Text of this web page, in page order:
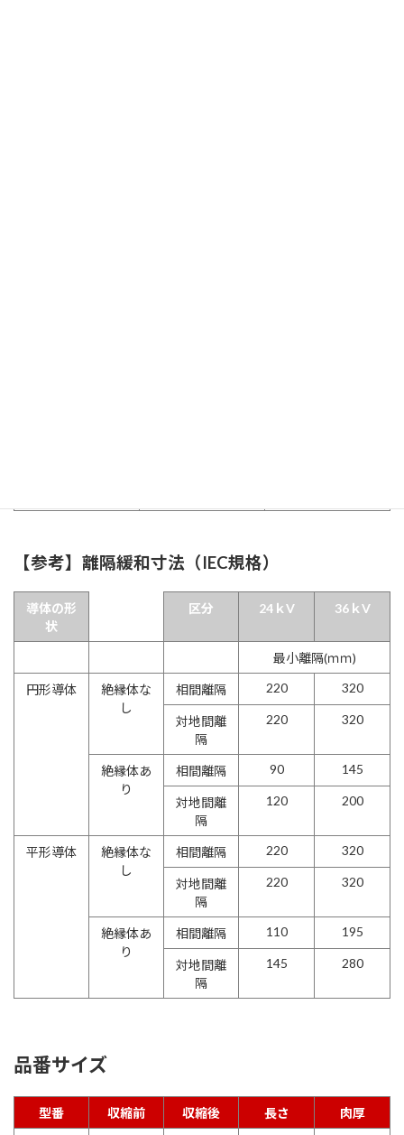
【参考】離隔緩和寸法（IEC規格）
導体の形
状
区分 24ｋV 36ｋV
最小離隔(ｍｍ)
円形導体
絶縁体な
し
相間離隔 220 320
対地間離
隔
220 320
絶縁体あ
り
相間離隔 90 145
対地間離
隔
120 200
平形導体
絶縁体な
し
相間離隔 220 320
対地間離
隔
220 320
絶縁体あ
り
相間離隔 110 195
対地間離
隔
145 280
品番サイズ
型番 収縮前 収縮後 長さ 肉厚